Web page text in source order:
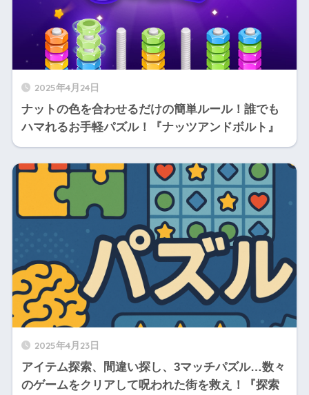
2025年4月24日
ナットの色を合わせるだけの簡単ルール！誰でも
ハマれるお手軽パズル！『ナッツアンドボルト』
2025年4月23日
アイテム探索、間違い探し、3マッチパズル…数々
のゲームをクリアして呪われた街を救え！『探索